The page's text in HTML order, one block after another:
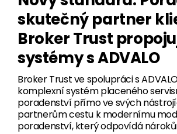
skutečný partner
Broker Trust
systémy s ADVALO
Broker Trust ve spolupráci s
komplexní systém placeného
poradenství přímo ve svých
partnerům cestu k modernímu
poradenství, který odpovídá